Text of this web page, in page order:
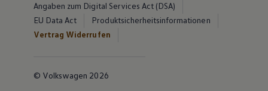
Angaben zum Digital Services Act (DSA)
EU Data Act
Produktsicherheitsinformationen
Vertrag Widerrufen
© Volkswagen 2026